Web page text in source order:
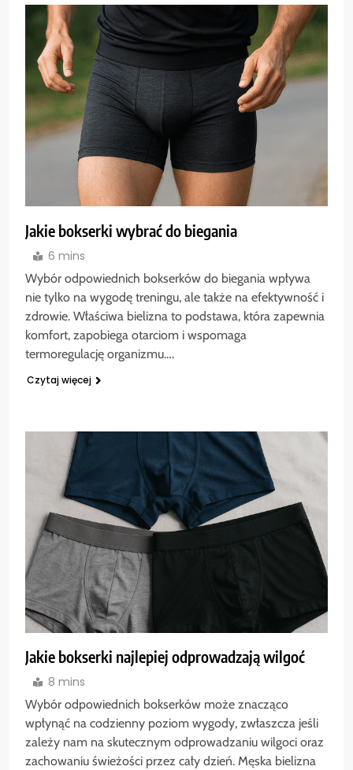
Jakie bokserki wybrać do biegania
6 mins
Wybór odpowiednich bokserków do biegania wpływa
nie tylko na wygodę treningu, ale także na efektywność i
zdrowie. Właściwa bielizna to podstawa, która zapewnia
komfort, zapobiega otarciom i wspomaga
termoregulację organizmu….
Czytaj więcej
Jakie bokserki najlepiej odprowadzają wilgoć
8 mins
Wybór odpowiednich bokserków może znacząco
wpłynąć na codzienny poziom wygody, zwłaszcza jeśli
zależy nam na skutecznym odprowadzaniu wilgoci oraz
zachowaniu świeżości przez cały dzień. Męska bielizna